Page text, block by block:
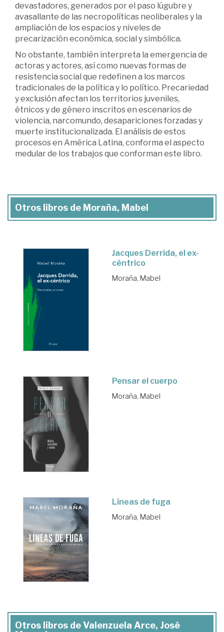
devastadores, generados por el paso lúgubre y
avasallante de las necropolíticas neoliberales y la
ampliación de los espacios y niveles de
precarización económica, social y simbólica.
No obstante, también interpreta la emergencia de
actoras y actores, así como nuevas formas de
resistencia social que redefinen a los marcos
tradicionales de la política y lo político. Precariedad
y exclusión afectan los territorios juveniles,
étnicos y de género inscritos en escenarios de
violencia, narcomundo, desapariciones forzadas y
muerte institucionalizada. El análisis de estos
procesos en América Latina, conforma el aspecto
medular de los trabajos que conforman este libro.
Otros libros de Moraña, Mabel
Jacques Derrida, el ex-
céntrico
Moraña, Mabel
Pensar el cuerpo
Moraña, Mabel
Líneas de fuga
Moraña, Mabel
Otros libros de Valenzuela Arce, José